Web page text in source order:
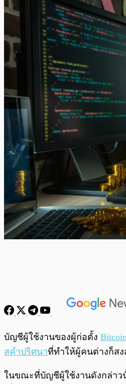
พร้อมเล่น
บัญชีผู้ใช้งานของผู้ก่อตั้ง
สคำปริศนาที่ทำให้ผู้คนต่างก็ส
ในขณะที่บัญชีผู้ใช้งานดังกล่าวนั้